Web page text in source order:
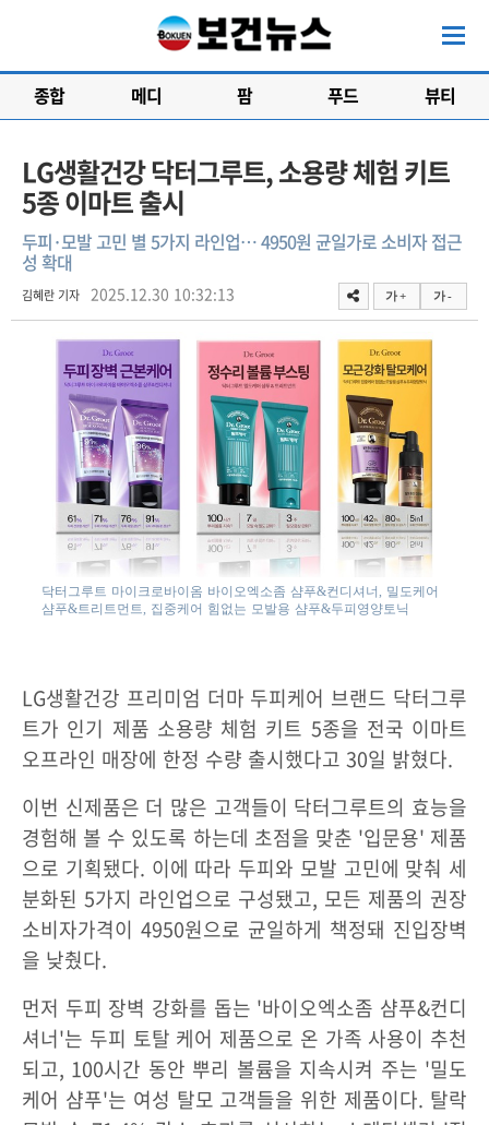
종합 메디 팜 푸드 뷰티
LG생활건강 닥터그루트, 소용량 체험 키트
5종 이마트 출시
두피·모발 고민 별 5가지 라인업… 4950원 균일가로 소비자 접근
성 확대
김혜란 기자 2025.12.30 10:32:13 가 + 가 -
닥터그루트 마이크로바이옴 바이오엑소좀 샴푸&컨디셔너, 밀도케어
샴푸&트리트먼트, 집중케어 힘없는 모발용 샴푸&두피영양토닉
LG생활건강 프리미엄 더마 두피케어 브랜드 닥터그루
트가 인기 제품 소용량 체험 키트 5종을 전국 이마트
오프라인 매장에 한정 수량 출시했다고 30일 밝혔다.
이번 신제품은 더 많은 고객들이 닥터그루트의 효능을
경험해 볼 수 있도록 하는데 초점을 맞춘 '입문용' 제품
으로 기획됐다. 이에 따라 두피와 모발 고민에 맞춰 세
분화된 5가지 라인업으로 구성됐고, 모든 제품의 권장
소비자가격이 4950원으로 균일하게 책정돼 진입장벽
을 낮췄다.
먼저 두피 장벽 강화를 돕는 '바이오엑소좀 샴푸&컨디
셔너'는 두피 토탈 케어 제품으로 온 가족 사용이 추천
되고, 100시간 동안 뿌리 볼륨을 지속시켜 주는 '밀도
케어 샴푸'는 여성 탈모 고객들을 위한 제품이다. 탈락